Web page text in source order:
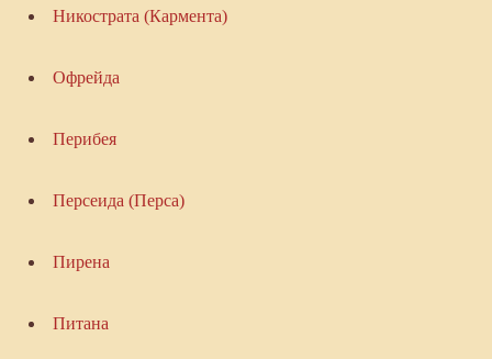
Никострата (Кармента)
Офрейда
Перибея
Персеида (Перса)
Пирена
Питана